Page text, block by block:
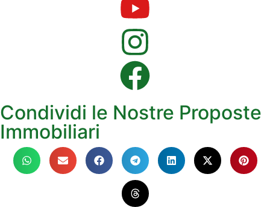
Condividi le Nostre Proposte
Immobiliari